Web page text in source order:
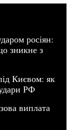
росіян:
зникне з
Києвом: як
РФ
виплата